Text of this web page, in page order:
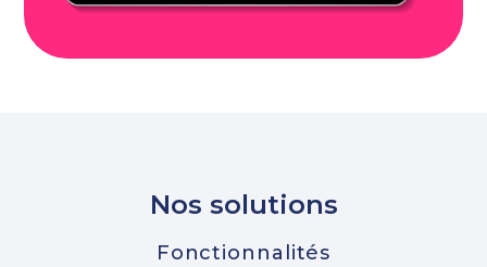
Nos solutions
Fonctionnalités